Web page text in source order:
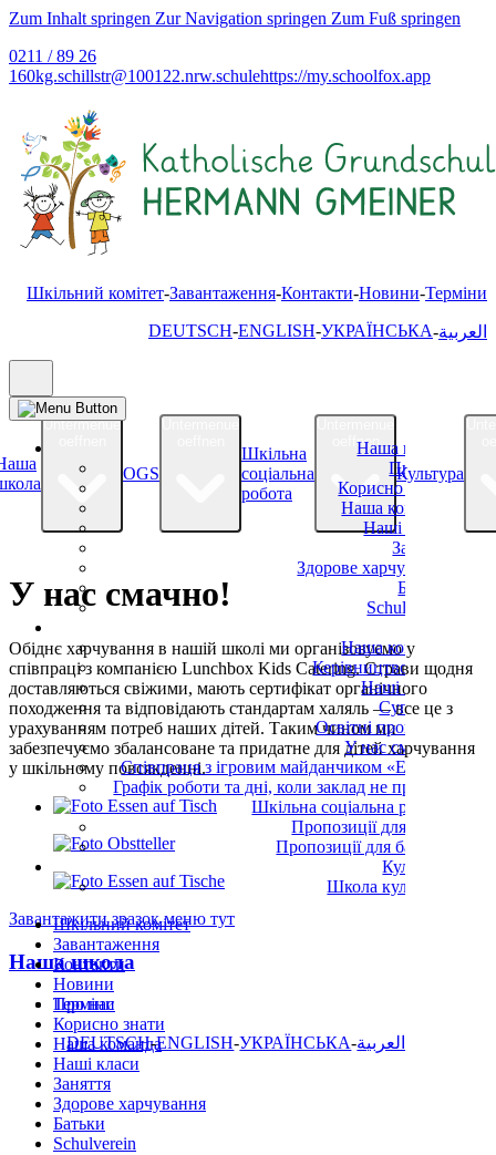
Zum Inhalt springen Zur Navigation springen Zum Fuß springen
0211 / 89 26
160kg.schillstr@100122.nrw.schulehttps://my.schoolfox.app
Шкільний комітет Завантаження Контакти Новини Терміни
DEUTSCH ENGLISH УКРАЇНСЬКА العربية
Наша школа
Про нас
Корисно знати
Наша команда
Наші класи
Заняття
Здорове харчування
Батьки
Schulverein
Наша команда
Керівництво OGS
Наші групи
Супровід
Освітні програми
У нас смачно!
Співпраця з ігровим майданчиком «Еллер»
Графік роботи та дні, коли заклад не працює
Шкільна соціальна робота
Пропозиції для дітей
Пропозиції для батьків
Культура
Школа культури
Шкільний комітет
Завантаження
Контакти
Новини
Терміни
DEUTSCH ENGLISH УКРАЇНСЬКА العربية
Untermenue
OGS
Шкільна
соціальна
робота
oeffnen
Культура
У нас смачно!
Обіднє харчування в нашій школі ми організовуємо у
співпраці з компанією Lunchbox Kids Catering. Страви щодня
доставляються свіжими, мають сертифікат органічного
походження та відповідають стандартам халяль — все це з
урахуванням потреб наших дітей. Таким чином ми
забезпечуємо збалансоване та придатне для дітей харчування
у шкільному повсякденні.
Завантажити зразок меню тут
Наша школа
Про нас
Корисно знати
Наша команда
Наші класи
Заняття
Здорове харчування
Батьки
Schulverein